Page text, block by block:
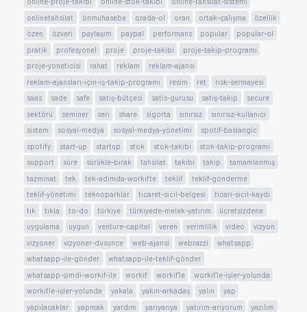
onlinetahsilat
önmuhasebe orada-ol oran ortak-çalışma
özellik
özen
özveri paylaşım paypal performans popular
popular-ol
pratik
profesyonel proje proje-takibi
proje-takip-programı
proje-yoneticisi
rahat reklam
reklam-ajansi
reklam-ajansları-için-iş-takip-programı
resim ret
risk-sermayesi
saas
sade safe satış-bütçesi satis-gurusu satış-takip
secure
sektörü
seminer seri share sigorta sınırsız
sınırsız-kullanıcı
sistem
sosyal-medya sosyal-medya-yönetimi
spotif-baslangic
spotify
start-up startup stok stok-takibi
stok-takip-programı
support
süre sürükle-bırak tahsilat takibi takip
tamamlanmış
tazminat
tek tek-adımda-workifte teklif
teklif-gönderme
teklif-yönetimi
teknoparklar ticaret-sicil-belgesi
ticari-sicil-kaydi
tık
tıkla to-do türkiye türkiyede-melek-yatırım
ücretsizdene
uygulama
uygun venture-capital veren verimlilik video
vizyon
vizyoner
vizyoner-dusunce web-ajansi webrazzi
whatsapp
whatsapp-ile-gönder
whatsapp-ile-teklif-gönder
whatsapp-şimdi-workif-ile
workif workif'le
workif'le-işler-yolunda
workifle-işler-yolunda
yakala yakın-arkadaş yalın
yap
yapılacaklar
yapmak yardım yarıyarıya yatırım-arıyorum
yazılım